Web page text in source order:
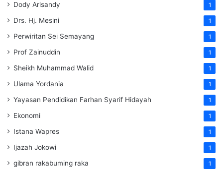
Dody Arisandy 1
Drs. Hj. Mesini 1
Perwiritan Sei Semayang 1
Prof Zainuddin 1
Sheikh Muhammad Walid 1
Ulama Yordania 1
Yayasan Pendidikan Farhan Syarif Hidayah 1
Ekonomi 1
Istana Wapres 1
Ijazah Jokowi 1
gibran rakabuming raka 1